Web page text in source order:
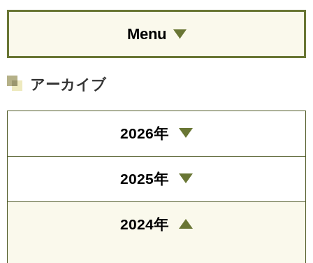
Menu
アーカイブ
2026年
2025年
2024年